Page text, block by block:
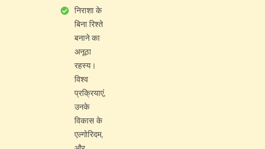
निराशा के
बिना रिश्ते
बनाने का
अनूठा
रहस्य।
विश्व
प्रक्रियाएं,
उनके
विकास के
एल्गोरिदम,